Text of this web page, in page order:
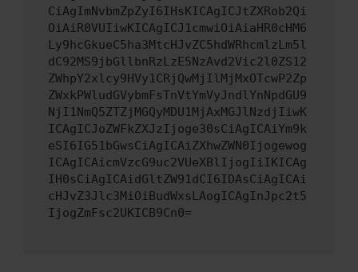
CiAgImNvbmZpZyI6IHsKICAgICJtZXRob2Qi
OiAiR0VUIiwKICAgICJ1cmwiOiAiaHR0cHM6
Ly9hcGkueC5ha3MtcHJvZC5hdWRhcmlzLm5l
dC92MS9jbGllbnRzLzE5NzAvd2Vic2l0ZS12
ZWhpY2xlcy9HVy1CRjQwMjIlMjMxOTcwP2Zp
ZWxkPWludGVybmFsTnVtYmVyJndlYnNpdGU9
NjI1NmQ5ZTZjMGQyMDU1MjAxMGJlNzdjIiwK
ICAgICJoZWFkZXJzIjoge30sCiAgICAiYm9k
eSI6IG51bGwsCiAgICAiZXhwZWN0Ijogewog
ICAgICAicmVzcG9uc2VUeXBlIjogIiIKICAg
IH0sCiAgICAidGltZW91dCI6IDAsCiAgICAi
cHJvZ3Jlc3MiOiBudWxsLAogICAgInJpc2t5
IjogZmFsc2UKICB9Cn0=